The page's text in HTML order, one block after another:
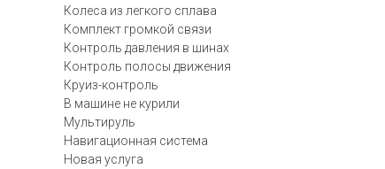
Колеса из легкого сплава
Комплект громкой связи
Контроль давления в шинах
Контроль полосы движения
Круиз-контроль
В машине не курили
Мультируль
Навигационная система
Новая услуга